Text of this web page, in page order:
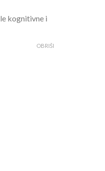
kognitivne i
OBRIŠI